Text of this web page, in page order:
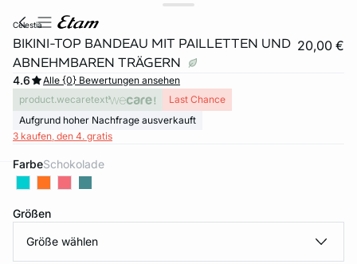
celestia
BIKINI-TOP BANDEAU MIT PAILLETTEN UND
ABNEHMBAREN TRÄGERN
20,00 €
4.6
Alle {0} Bewertungen ansehen
product.wecaretext
Last Chance
Aufgrund hoher Nachfrage ausverkauft
3 kaufen, den 4. gratis
Farbe schokolade
Größen
Größe wählen